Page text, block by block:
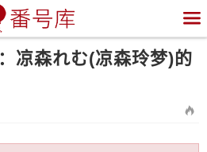

凉森れむ(凉森玲梦)的
